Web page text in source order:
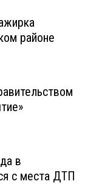
районе
в
с места ДТП